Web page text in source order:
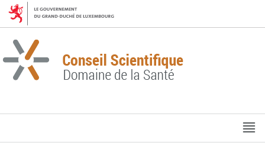
Aller
la
navigation
Aller
contenu